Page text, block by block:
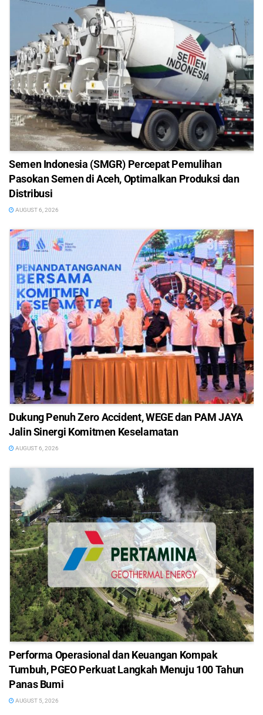
Semen Indonesia (SMGR) Percepat Pemulihan
Pasokan Semen di Aceh, Optimalkan Produksi dan
Distribusi
AUGUST 6, 2026
Dukung Penuh Zero Accident, WEGE dan PAM JAYA
Jalin Sinergi Komitmen Keselamatan
AUGUST 6, 2026
Performa Operasional dan Keuangan Kompak
Tumbuh, PGEO Perkuat Langkah Menuju 100 Tahun
Panas Bumi
AUGUST 5, 2026